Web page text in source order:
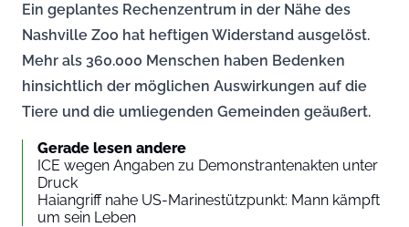
Ein geplantes Rechenzentrum in der Nähe des
Nashville Zoo hat heftigen Widerstand ausgelöst.
Mehr als 360.000 Menschen haben Bedenken
hinsichtlich der möglichen Auswirkungen auf die
Tiere und die umliegenden Gemeinden geäußert.
Gerade lesen andere
ICE wegen Angaben zu Demonstrantenakten unter
Druck
Haiangriff nahe US-Marinestützpunkt: Mann kämpft
um sein Leben